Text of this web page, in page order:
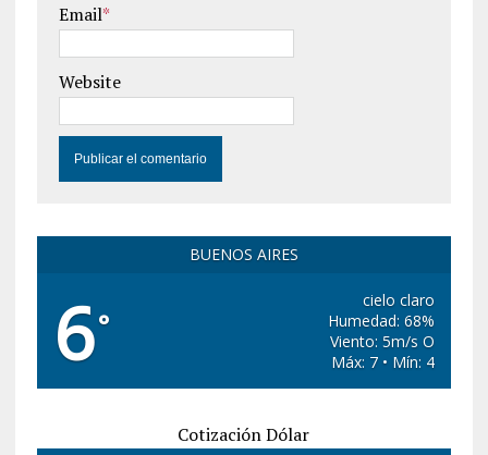
Email*
Website
BUENOS AIRES
6°
cielo claro
Humedad: 68%
Viento: 5m/s O
Máx: 7 • Mín: 4
Cotización Dólar